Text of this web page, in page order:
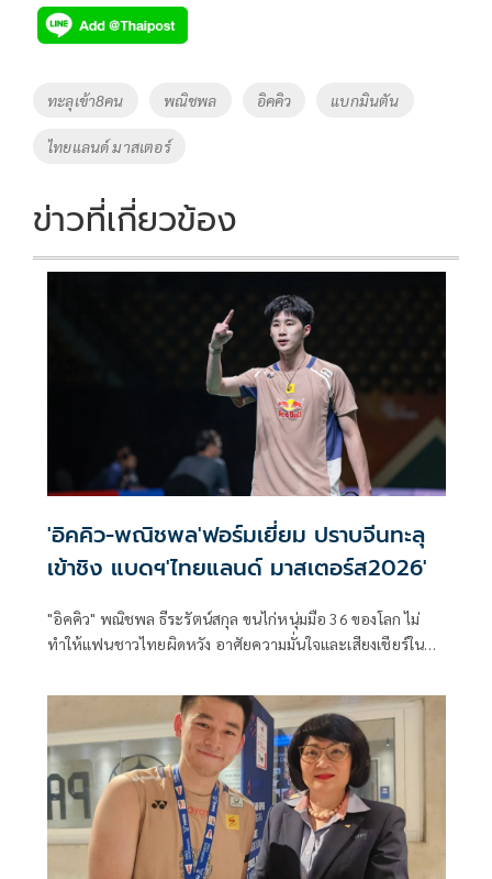
e
b
o
k
tt
er
p
y
Li
n
k
Tags
ทะลุเข้า8คน พณิชพล อิคคิว แบกมินตัน
ไทยแลนด์ มาสเตอร์
ข่าวที่เกี่ยวข้อง
'อิคคิว-พณิชพล'ฟอร์มเยี่ยม ปราบจีนทะลุ
เข้าชิง แบดฯ'ไทยแลนด์ มาสเตอร์ส2026'
"อิคคิว" พณิชพล ธีระรัตน์สกุล ขนไก่หนุ่มมือ 36 ของโลก ไม่
ทำให้แฟนชาวไทยผิดหวัง อาศัยความมั่นใจและเสียงเชียร์ใน
ชนะเลิศแบดมินตัน "ปริ๊นเซส สิริวัณณวรี ไทยแลนด์ มาสเตอร์ส
2026" โดยจะเข้าไปพบกับ โม ซากี้ อุไบดิลลาห์ จากอินโดนีเซีย